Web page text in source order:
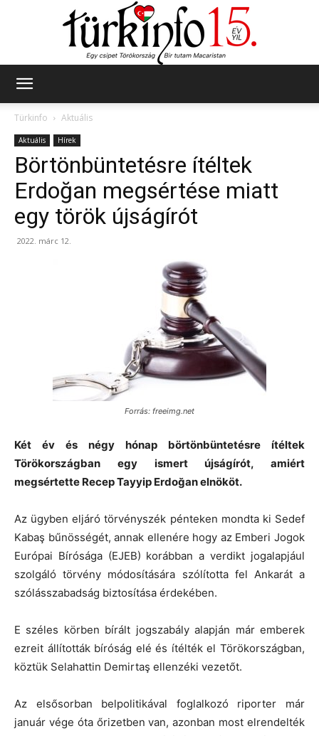
Türkinfo
Aktuális
Aktuális Hírek
Börtönbüntetésre ítéltek
Erdoğan megsértése miatt
egy török újságírót
2022. márc 12.
Forrás: freeimg.net
Két év és négy hónap börtönbüntetésre ítéltek
Törökországban egy ismert újságírót, amiért
megsértette Recep Tayyip Erdoğan elnököt.
Az ügyben eljáró törvényszék pénteken mondta ki Sedef
Kabaş bűnösségét, annak ellenére hogy az Emberi Jogok
Európai Bírósága (EJEB) korábban a verdikt jogalapjául
szolgáló törvény módosítására szólította fel Ankarát a
szólásszabadság biztosítása érdekében.
E széles körben bírált jogszabály alapján már emberek
ezreit állították bíróság elé és ítélték el Törökországban,
köztük Selahattin Demirtaş ellenzéki vezetőt.
Az elsősorban belpolitikával foglalkozó riporter már
január vége óta őrizetben van, azonban most elrendelték